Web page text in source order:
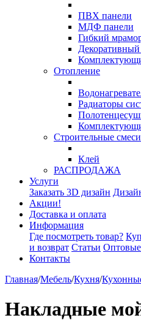
ПВХ панели
МДФ панели
Гибкий
Отопление
Радиаторы
Строительные смеси
Клей
РАСПРОДАЖА
Услуги
Заказать 3D дизайн
Акции!
Доставка и оплата
Информация
Где посмотреть товар?
и возврат Статьи
Контакты
Главная/Мебель/Кухня/
Накладные